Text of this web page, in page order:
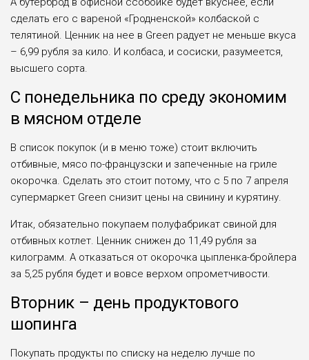
сделать его с вареной «Гродненской» колбаской с
телятиной. Ценник на нее в Green радует не меньше вкуса
– 6,99 рубля за кило. И колбаса, и сосиски, разумеется,
высшего сорта.
С понедельника по среду экономим
в мясном отделе
В список покупок (и в меню тоже) стоит включить
отбивные, мясо по-французски и запеченные на гриле
окорочка. Сделать это стоит потому, что с 5 по 7 апреля
супермаркет Green снизит цены на свинину и курятину.
Итак, обязательно покупаем полуфабрикат свиной для
отбивных котлет. Ценник снижен до 11,49 рубля за
килограмм. А отказаться от окорочка цыпленка-бройлера
за 5,25 рубля будет и вовсе верхом опрометчивости.
Вторник – день продуктового
шопинга
Покупать продукты по списку на неделю лучше по